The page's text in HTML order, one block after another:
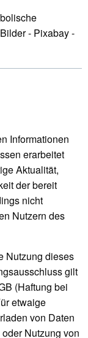
- Pixabay -
Informationen
erarbeitet
Aktualität,
der bereit
nicht
Nutzern des
Nutzung dieses
gilt
(Haftung bei
etwaige
von Daten
Nutzung von